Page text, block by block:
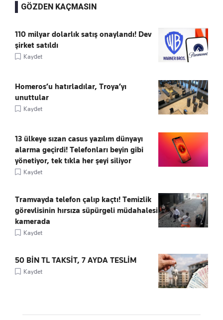
GÖZDEN KAÇMASIN
110 milyar dolarlık satış onaylandı! Dev
şirket satıldı
Kaydet
Homeros’u hatırladılar, Troya’yı
unuttular
Kaydet
13 ülkeye sızan casus yazılım dünyayı
alarma geçirdi! Telefonları beyin gibi
yönetiyor, tek tıkla her şeyi siliyor
Kaydet
Tramvayda telefon çalıp kaçtı! Temizlik
görevlisinin hırsıza süpürgeli müdahalesi
kamerada
Kaydet
50 BİN TL TAKSİT, 7 AYDA TESLİM
Kaydet